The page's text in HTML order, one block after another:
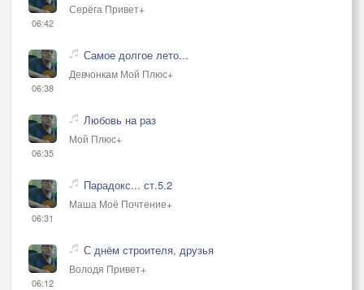
06:42
Серёга Привет+
06:38
Самое долгое лето...
Девчонкам Мой Плюс+
06:35
Любовь на раз
Мой Плюс+
06:31
Парадокс... ст.5.2
Маша Моё Почтение+
06:12
С днём строителя, друзья
Володя Привет+